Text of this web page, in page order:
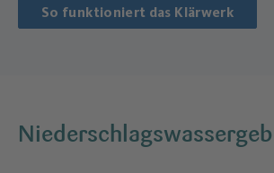
So funktioniert das Klärwerk